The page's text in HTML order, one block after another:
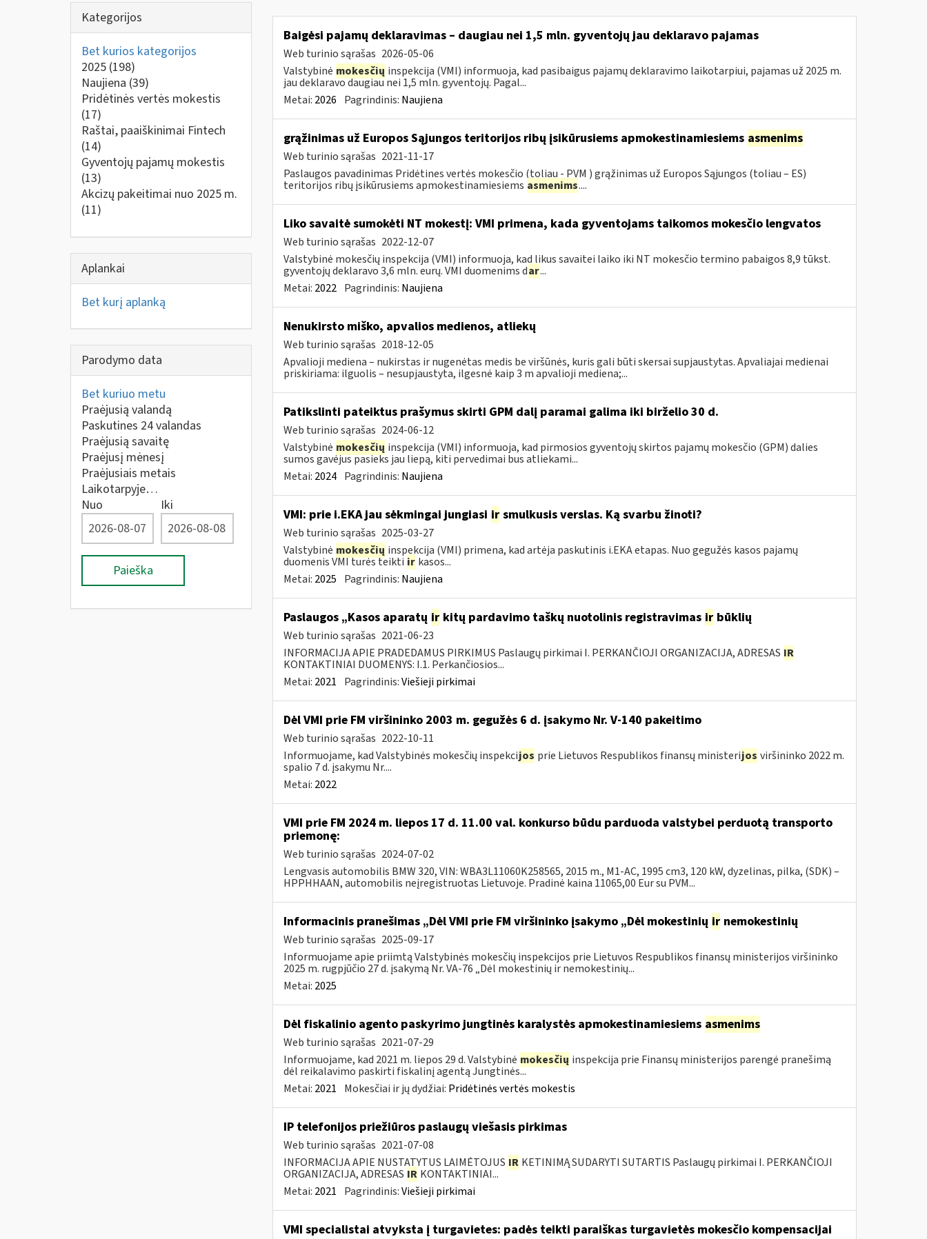
Kategorijos
Bet kurios kategorijos
2025 (198)
Naujiena (39)
Pridėtinės vertės mokestis
(17)
Raštai, paaiškinimai Fintech
(14)
Gyventojų pajamų mokestis
(13)
Akcizų pakeitimai nuo 2025 m.
(11)
Aplankai
Bet kurį aplanką
Parodymo data
Bet kuriuo metu
Praėjusią valandą
Paskutines 24 valandas
Praėjusią savaitę
Praėjusį mėnesį
Praėjusiais metais
Laikotarpyje…
Nuo
Iki
Paieška
Baigėsi pajamų deklaravimas – daugiau nei 1,5 mln. gyventojų jau deklaravo pajamas
Web turinio sąrašas 2026-05-06
Valstybinė mokesčių inspekcija (VMI) informuoja, kad pasibaigus pajamų deklaravimo laikotarpiui, pajamas už 2025 m.
jau deklaravo daugiau nei 1,5 mln. gyventojų. Pagal...
Metai: 2026 Pagrindinis: Naujiena
grąžinimas už Europos Sąjungos teritorijos ribų įsikūrusiems apmokestinamiesiems asmenims
Web turinio sąrašas 2021-11-17
Paslaugos pavadinimas Pridėtines vertės mokesčio (toliau - PVM ) grąžinimas už Europos Sąjungos (toliau – ES)
teritorijos ribų įsikūrusiems apmokestinamiesiems asmenims....
Liko savaitė sumokėti NT mokestį: VMI primena, kada gyventojams taikomos mokesčio lengvatos
Web turinio sąrašas 2022-12-07
Valstybinė mokesčių inspekcija (VMI) informuoja, kad likus savaitei laiko iki NT mokesčio termino pabaigos 8,9 tūkst.
gyventojų deklaravo 3,6 mln. eurų. VMI duomenims dar...
Metai: 2022 Pagrindinis: Naujiena
Nenukirsto miško, apvalios medienos, atliekų
Web turinio sąrašas 2018-12-05
Apvalioji mediena – nukirstas ir nugenėtas medis be viršūnės, kuris gali būti skersai supjaustytas. Apvaliajai medienai
priskiriama: ilguolis – nesupjaustyta, ilgesnė kaip 3 m apvalioji mediena;...
Patikslinti pateiktus prašymus skirti GPM dalį paramai galima iki birželio 30 d.
Web turinio sąrašas 2024-06-12
Valstybinė mokesčių inspekcija (VMI) informuoja, kad pirmosios gyventojų skirtos pajamų mokesčio (GPM) dalies
sumos gavėjus pasieks jau liepą, kiti pervedimai bus atliekami...
Metai: 2024 Pagrindinis: Naujiena
VMI: prie i.EKA jau sėkmingai jungiasi irsmulkusis verslas. Ką svarbu žinoti?
Web turinio sąrašas 2025-03-27
Valstybinė mokesčių inspekcija (VMI) primena, kad artėja paskutinis i.EKA etapas. Nuo gegužės kasos pajamų
duomenis VMI turės teikti ir kasos...
Metai: 2025 Pagrindinis: Naujiena
Paslaugos „Kasos aparatų irkitų pardavimo taškų nuotolinis registravimas irbūklių
Web turinio sąrašas 2021-06-23
INFORMACIJA APIE PRADEDAMUS PIRKIMUS Paslaugų pirkimai I. PERKANČIOJI ORGANIZACIJA, ADRESAS IR
KONTAKTINIAI DUOMENYS: I.1. Perkančiosios...
Metai: 2021 Pagrindinis:Viešieji pirkimai
Dėl VMI prie FM viršininko 2003 m. gegužės 6 d. įsakymo Nr. V-140 pakeitimo
Web turinio sąrašas 2022-10-11
Informuojame, kad Valstybinės mokesčių inspekcijos prie Lietuvos Respublikos finansų ministerijos viršininko 2022 m.
spalio 7 d. įsakymu Nr....
Metai: 2022
VMI prie FM 2024 m. liepos 17 d. 11.00 val. konkurso būdu parduoda valstybei perduotą transporto
priemonę:
Web turinio sąrašas 2024-07-02
Lengvasis automobilis BMW 320, VIN: WBA3L11060K258565, 2015 m., M1-AC, 1995 cm3, 120 kW, dyzelinas, pilka, (SDK) –
HPPHHAAN, automobilis neįregistruotas Lietuvoje. Pradinė kaina 11065,00 Eur su PVM...
Informacinis pranešimas „Dėl VMI prie FM viršininko įsakymo „Dėl mokestinių irnemokestinių
Web turinio sąrašas 2025-09-17
Informuojame apie priimtą Valstybinės mokesčių inspekcijos prie Lietuvos Respublikos finansų ministerijos viršininko
2025 m. rugpjūčio 27 d. įsakymą Nr. VA-76 „Dėl mokestinių ir nemokestinių...
Metai: 2025
Dėl fiskalinio agento paskyrimo jungtinės karalystės apmokestinamiesiems asmenims
Web turinio sąrašas 2021-07-29
Informuojame, kad 2021 m. liepos 29 d. Valstybinė mokesčių inspekcija prie Finansų ministerijos parengė pranešimą
dėl reikalavimo paskirti fiskalinį agentą Jungtinės...
Metai: 2021 Mokesčiai ir jų dydžiai: Pridėtinės vertės mokestis
IP telefonijos priežiūros paslaugų viešasis pirkimas
Web turinio sąrašas 2021-07-08
INFORMACIJA APIE NUSTATYTUS LAIMĖTOJUS IR KETINIMĄ SUDARYTI SUTARTIS Paslaugų pirkimai I. PERKANČIOJI
ORGANIZACIJA, ADRESAS IR KONTAKTINIAI...
Metai: 2021 Pagrindinis:Viešieji pirkimai
VMI specialistai atvyksta į turgavietes: padės teikti paraiškas turgavietės mokesčio kompensacijai